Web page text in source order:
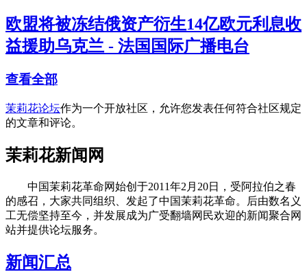
欧盟将被冻结俄资产衍生14亿欧元利息收
益援助乌克兰 - 法国国际广播电台
查看全部
茉莉花论坛作为一个开放社区，允许您发表任何符合社区规定
的文章和评论。
茉莉花新闻网
中国茉莉花革命网始创于2011年2月20日，受阿拉伯之春
的感召，大家共同组织、发起了中国茉莉花革命。后由数名义
工无偿坚持至今，并发展成为广受翻墙网民欢迎的新闻聚合网
站并提供论坛服务。
新闻汇总